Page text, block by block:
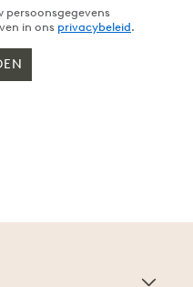
persoonsgegevens
in ons privacybeleid.